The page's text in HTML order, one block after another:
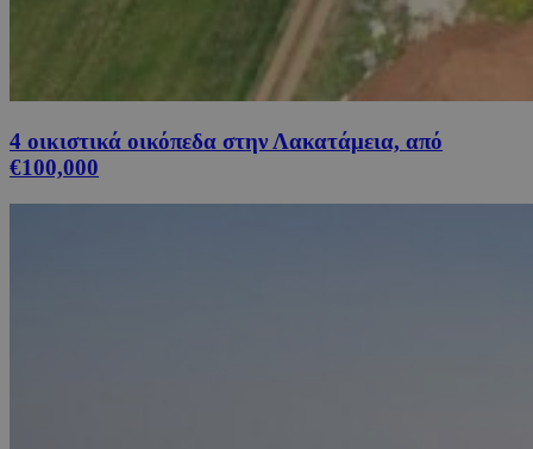
4 οικιστικά οικόπεδα στην Λακατάμεια, από
€100,000